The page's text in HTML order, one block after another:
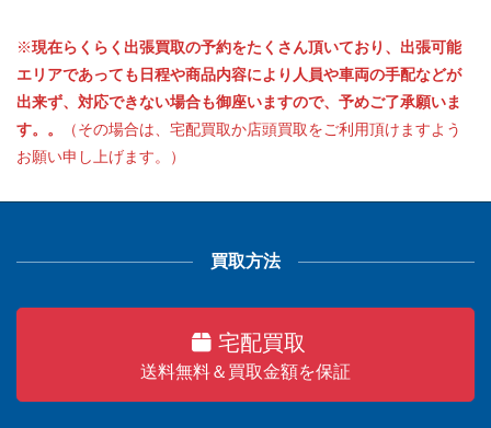
※現在らくらく出張買取の予約をたくさん頂いており、出張可能
エリアであっても日程や商品内容により人員や車両の手配などが
出来ず、対応できない場合も御座いますので、予めご了承願いま
す。。
（その場合は、宅配買取か店頭買取をご利用頂けますよう
お願い申し上げます。）
買取方法
宅配買取
送料無料＆買取金額を保証